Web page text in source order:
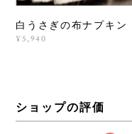
白うさぎの布ナプキ
¥5,940
ショップの評価